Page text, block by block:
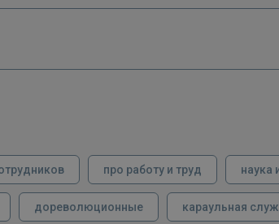
про работу и труд наука
дореволюционные караульная